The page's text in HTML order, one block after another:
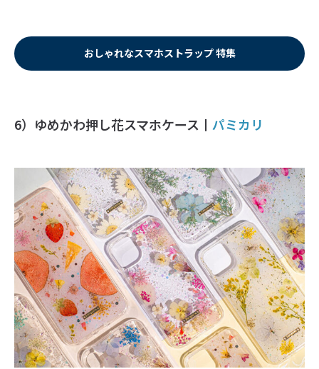
おしゃれなスマホストラップ 特集
6）ゆめかわ押し花スマホケース丨 パミカリ